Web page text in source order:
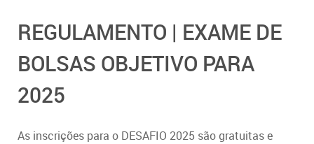
REGULAMENTO | EXAME DE
BOLSAS OBJETIVO PARA
2025
As inscrições para o DESAFIO 2025 são gratuitas e